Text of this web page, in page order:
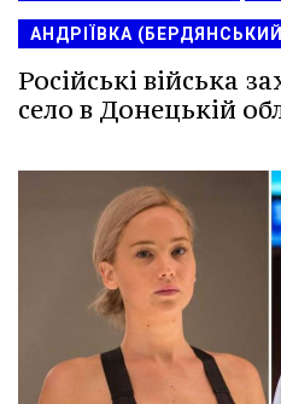
АНДРІЇВКА
Російські війська
село в Донецькій